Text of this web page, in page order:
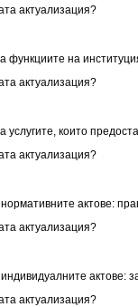
актуализация?
функциите на
актуализация?
услугите, които
актуализация?
актове:
актуализация?
актове:
актуализация?